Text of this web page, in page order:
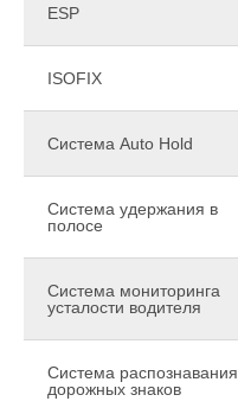
ESP
ISOFIX
Система Auto Hold
Система удержания в
полосе
Система мониторинга
усталости водителя
Система распознавания
дорожных знаков